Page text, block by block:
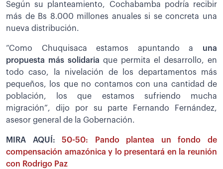
Según su planteamiento, Cochabamba podría recibir
más de Bs 8.000 millones anuales si se concreta una
nueva distribución.
“Como Chuquisaca estamos apuntando a una
propuesta más solidaria que permita el desarrollo, en
todo caso, la nivelación de los departamentos más
pequeños, los que no contamos con una cantidad de
población, los que estamos sufriendo mucha
migración”, dijo por su parte Fernando Fernández,
asesor general de la Gobernación.
MIRA AQUÍ:50-50: Pando plantea un fondo de
compensación amazónica y lo presentará en la reunión
con Rodrigo Paz